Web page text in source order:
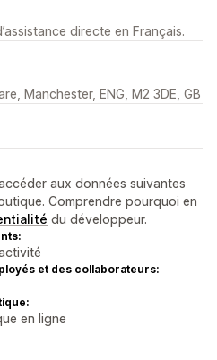
directe en Français.
Manchester, ENG, M2 3DE, GB
aux données suivantes
Comprendre pourquoi en
du développeur.
et des collaborateurs:
en ligne